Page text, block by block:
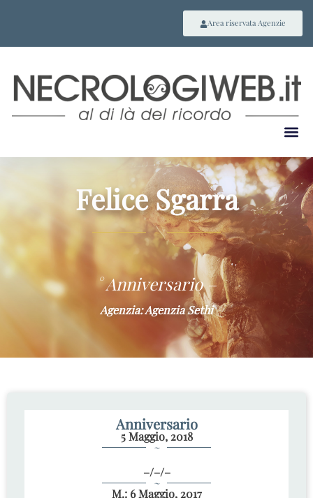
Area riservata Agenzie
Felice Sgarra
~
° Anniversario –
Agenzia: Agenzia Sethi
Anniversario
5 Maggio, 2018
~
–/–/–
~
M.: 6 Maggio, 2017